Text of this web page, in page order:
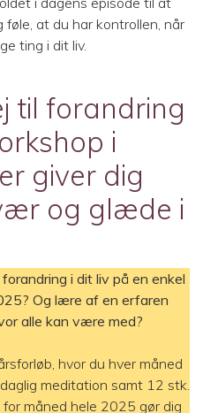
at du har kontrollen, når
ting i dit liv.
til forandring
i
giver dig
og glæde i
i dit liv på en enkel
Og lære af en erfaren
alle kan være med?
hvor du hver måned
meditation samt 12 stk.
måned hele 2025 gør dig